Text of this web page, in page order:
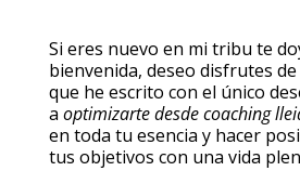
Si eres nuevo en mi tribu te
bienvenida, deseo disfrutes
que he escrito con el único
a optimizarte desde coaching
en toda tu esencia y hacer
tus objetivos con una vida